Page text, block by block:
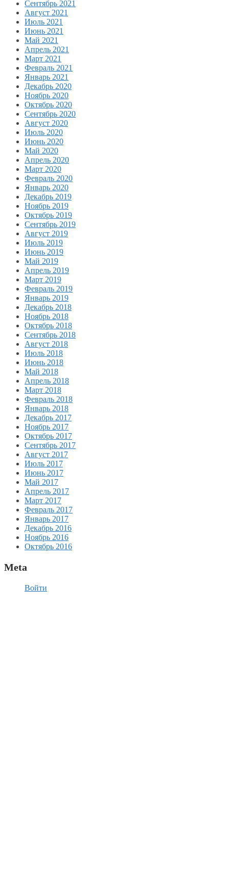
Сентябрь 2021
Август 2021
Июль 2021
Июнь 2021
Май 2021
Апрель 2021
Март 2021
Февраль 2021
Январь 2021
Декабрь 2020
Ноябрь 2020
Октябрь 2020
Сентябрь 2020
Август 2020
Июль 2020
Июнь 2020
Май 2020
Апрель 2020
Март 2020
Февраль 2020
Январь 2020
Декабрь 2019
Ноябрь 2019
Октябрь 2019
Сентябрь 2019
Август 2019
Июль 2019
Июнь 2019
Май 2019
Апрель 2019
Март 2019
Февраль 2019
Январь 2019
Декабрь 2018
Ноябрь 2018
Октябрь 2018
Сентябрь 2018
Август 2018
Июль 2018
Июнь 2018
Май 2018
Апрель 2018
Март 2018
Февраль 2018
Январь 2018
Декабрь 2017
Ноябрь 2017
Октябрь 2017
Сентябрь 2017
Август 2017
Июль 2017
Июнь 2017
Май 2017
Апрель 2017
Март 2017
Февраль 2017
Январь 2017
Декабрь 2016
Ноябрь 2016
Октябрь 2016
Meta
Войти